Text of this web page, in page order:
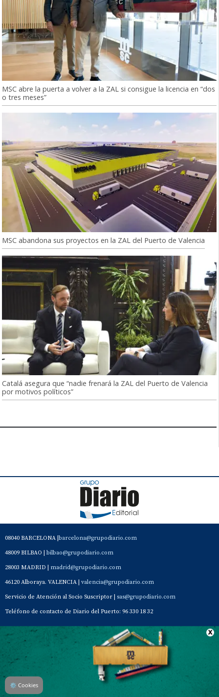
MSC abre la puerta a volver a la ZAL si consigue la licencia en “dos
o tres meses”
MSC abandona sus proyectos en la ZAL del Puerto de Valencia
Catalá asegura que “nadie frenará la ZAL del Puerto de Valencia
por motivos políticos”
08040 BARCELONA | barcelona@grupodiario.com
48009 BILBAO | bilbao@grupodiario.com
28003 MADRID | madrid@grupodiario.com
46120 Alboraya. VALENCIA | valencia@grupodiario.com
Servicio de Atención al Socio Suscriptor | sas@grupodiario.com
Teléfono de contacto de Diario del Puerto: 96 330 18 32
Contacto Aviso Legal Quiénes somos Política de privacidad
⚙ Cookies